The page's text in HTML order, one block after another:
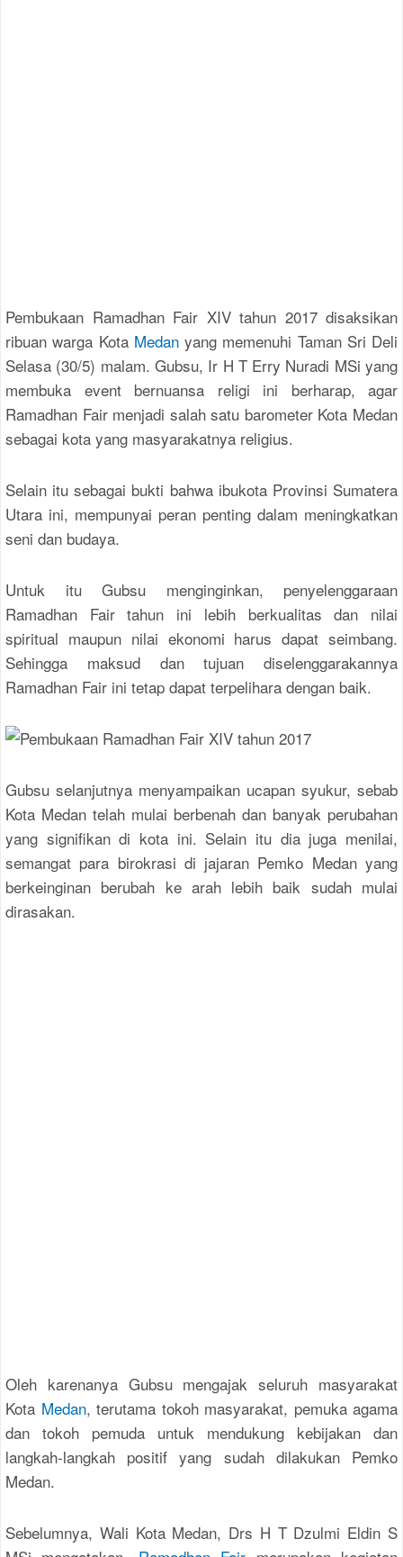
Pembukaan Ramadhan Fair XIV tahun 2017 disaksikan
ribuan warga Kota Medanyang memenuhi Taman Sri Deli
Selasa (30/5) malam. Gubsu, Ir H T Erry Nuradi MSi yang
membuka event bernuansa religi ini berharap, agar
Ramadhan Fair menjadi salah satu barometer Kota Medan
sebagai kota yang masyarakatnya religius.
Selain itu sebagai bukti bahwa ibukota Provinsi Sumatera
Utara ini, mempunyai peran penting dalam meningkatkan
seni dan budaya.
Untuk itu Gubsu menginginkan, penyelenggaraan
Ramadhan Fair tahun ini lebih berkualitas dan nilai
spiritual maupun nilai ekonomi harus dapat seimbang.
Sehingga maksud dan tujuan diselenggarakannya
Ramadhan Fair ini tetap dapat terpelihara dengan baik.
Gubsu selanjutnya menyampaikan ucapan syukur, sebab
Kota Medan telah mulai berbenah dan banyak perubahan
yang signifikan di kota ini. Selain itu dia juga menilai,
semangat para birokrasi di jajaran Pemko Medan yang
berkeinginan berubah ke arah lebih baik sudah mulai
dirasakan.
Oleh karenanya Gubsu mengajak seluruh masyarakat
Kota Medan, terutama tokoh masyarakat, pemuka agama
dan tokoh pemuda untuk mendukung kebijakan dan
langkah-langkah positif yang sudah dilakukan Pemko
Medan.
Sebelumnya, Wali Kota Medan, Drs H T Dzulmi Eldin S